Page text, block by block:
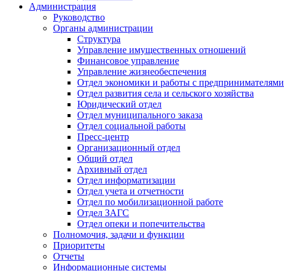
Администрация
Руководство
Органы администрации
Структура
Управление имущественных отношений
Финансовое управление
Управление жизнеобеспечения
Отдел экономики и работы с предпринимателями
Отдел развития села и сельского хозяйства
Юридический отдел
Отдел муниципального заказа
Отдел социальной работы
Пресс-центр
Организационный отдел
Общий отдел
Архивный отдел
Отдел информатизации
Отдел учета и отчетности
Отдел по мобилизационной работе
Отдел ЗАГС
Отдел опеки и попечительства
Полномочия, задачи и функции
Приоритеты
Отчеты
Информационные системы